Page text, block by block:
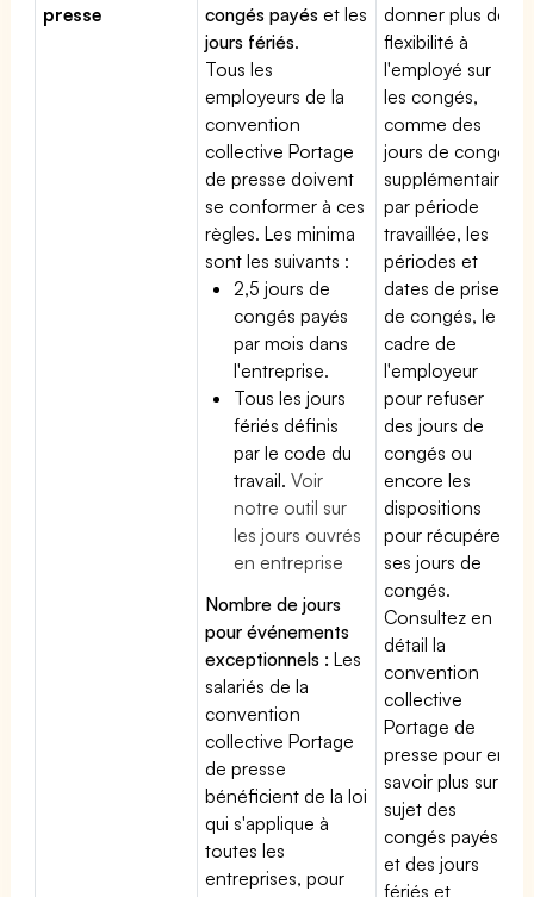
presse
congés payés et les
jours fériés.
Tous les
employeurs de la
convention
collective Portage
de presse doivent
se conformer à ces
règles. Les minima
sont les suivants :
2,5 jours de
congés payés
par mois dans
l'entreprise.
Tous les jours
fériés définis
par le code du
travail.Voir
notre outil sur
les jours ouvrés
en entreprise
Nombre de jours
pour événements
exceptionnels : Les
salariés de la
convention
collective Portage
de presse
bénéficient de la loi
qui s'applique à
toutes les
entreprises, pour
donner plus de
flexibilité à
l'employé sur
les congés,
comme des
jours de congé
supplémentaires
par période
travaillée, les
périodes et
dates de prise
de congés, le
cadre de
l'employeur
pour refuser
des jours de
congés ou
encore les
dispositions
pour récupérer
ses jours de
congés.
Consultez en
détail la
convention
collective
Portage de
presse pour en
savoir plus sur le
sujet des
congés payés
et des jours
fériés et